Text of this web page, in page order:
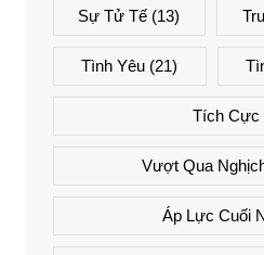
Sự Tử Tế (13)
Tình Yêu (21)
Tích Cực
Vượt Qua
Áp Lực Cuối